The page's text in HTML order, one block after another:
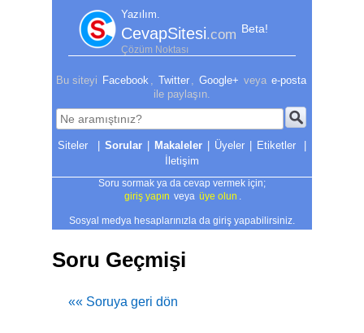
Yazılım.
CevapSitesi.com Beta!
Çözüm Noktası
Bu siteyi Facebook Twitter Google+ veya e-posta
ile paylaşın.
| Sorular | Makaleler | Üyeler | Etiketler
|
İletişim
Soru sormak ya da cevap vermek için;
giriş yapın veya üye olun
Sosyal medya hesaplarınızla da giriş yapabilirsiniz.
Soru Geçmişi
«« Soruya geri dön